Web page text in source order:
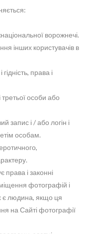
ворожнечі.
інших користувачів в
права і
третьої особи або
запис і / або логін і
особам.
і законні
фотографій і
є людина, якщо ця
на Сайті фотографії